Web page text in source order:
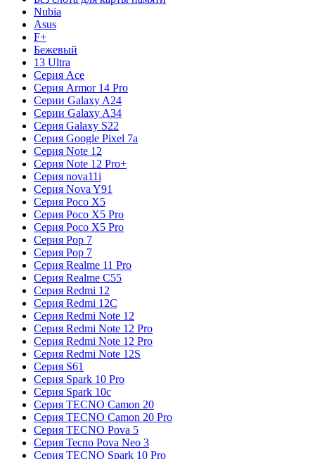
Nubia
Asus
F+
Бежевый
13 Ultra
Серия Ace
Серия Armor 14 Pro
Серии Galaxy A24
Серии Galaxy A34
Серия Galaxy S22
Серия Google Pixel 7a
Серия Note 12
Серия Note 12 Pro+
Серия nova11i
Серия Nova Y91
Серия Poco X5
Серия Poco X5 Pro
Серия Poco X5 Pro
Серия Pop 7
Серия Pop 7
Серия Realme 11 Pro
Серия Realme C55
Серия Redmi 12
Серия Redmi 12C
Серия Redmi Note 12
Серия Redmi Note 12 Pro
Серия Redmi Note 12 Pro
Серия Redmi Note 12S
Серия S61
Серия Spark 10 Pro
Серия Spark 10c
Серия TECNO Camon 20
Серия TECNO Camon 20 Pro
Серия TECNO Pova 5
Серия Tecno Pova Neo 3
Серия TECNO Spark 10 Pro